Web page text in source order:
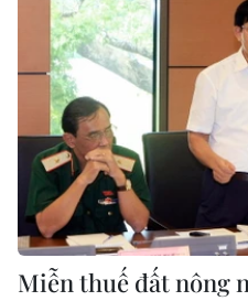
Miễn thuế đất nông